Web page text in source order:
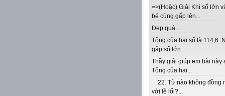
=>(Hoặc) Giải Khi số lớn
bé cùng gấp lên...
Đẹp quá...
Tổng của hai số là 114,6.
gấp số lớn...
Thầy giải giúp em bài này
Tổng của hai...
22. Từ nào không đồng
với lề lối?...